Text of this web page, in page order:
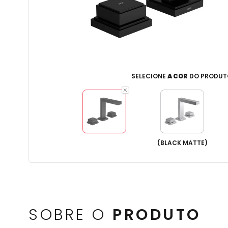
SELECIONE A COR DO
(BLACK MATTE)
SOBRE O PRODUTO